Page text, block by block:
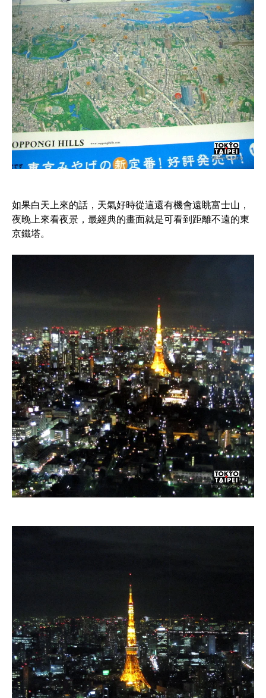
如果白天上來的話，天氣好時從這還有機會遠眺富士山，
夜晚上來看夜景，最經典的畫面就是可看到距離不遠的東
京鐵塔。